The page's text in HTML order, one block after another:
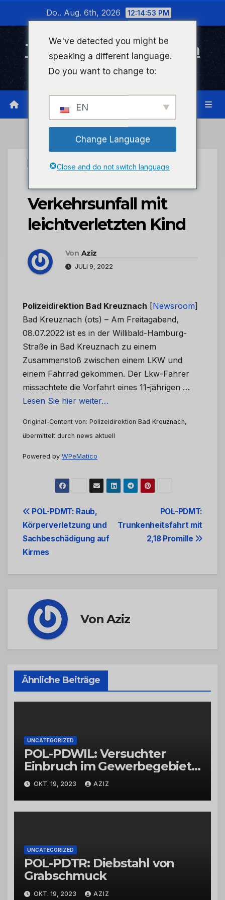
wechseln
Do.. Aug. 6th, 2026 12:14:53 PM
Timeline Bad Kreuznach
Infonetzwerk für Bad Kreuznach
UNCATEGORIZED
POL-PDKH:
Verkehrsunfall mit
leichtverletzten Kind
Von Aziz
JULI 9, 2022
Polizeidirektion Bad Kreuznach [Newsroom]
Bad Kreuznach (ots) – Am Freitagabend,
08.07.2022 ist es in der Willibald-Hamburg-
Straße in Bad Kreuznach zu einem
Zusammenstoß zwischen einem LKW und
einem Fahrrad gekommen. Der Lkw-Fahrer
missachtete die Vorfahrt eines 11-jährigen …
Lesen Sie hier weiter…
Original-Content von: Polizeidirektion Bad Kreuznach,
übermittelt durch news aktuell
Powered by WPeMatico
Beitrags-
Navigation
POL-PDMT:
Trunkenheitsfahrt mit
2,18 Promille
POL-PDMT: Raub,
Körperverletzung und
Sachbeschädigung auf
Kirmes
VonAziz
Ähnliche Beiträge
UNCATEGORIZED
POL-PDWIL: Versuchter
Einbruch im Gewerbegebiet
Wittlich
OKT. 19, 2023 AZIZ
UNCATEGORIZED
POL-PDTR: Diebstahl von
Grabschmuck
OKT. 19, 2023 AZIZ
We've detected you might be
speaking a different language.
Do you want to change to:
EN
Change Language
Close and do not switch language